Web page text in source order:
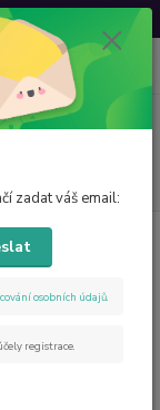
Menu
0
za
Angel -
zadat váš email:
osobních údajů.
registrace.